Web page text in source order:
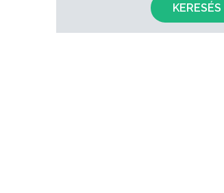
KERESÉS